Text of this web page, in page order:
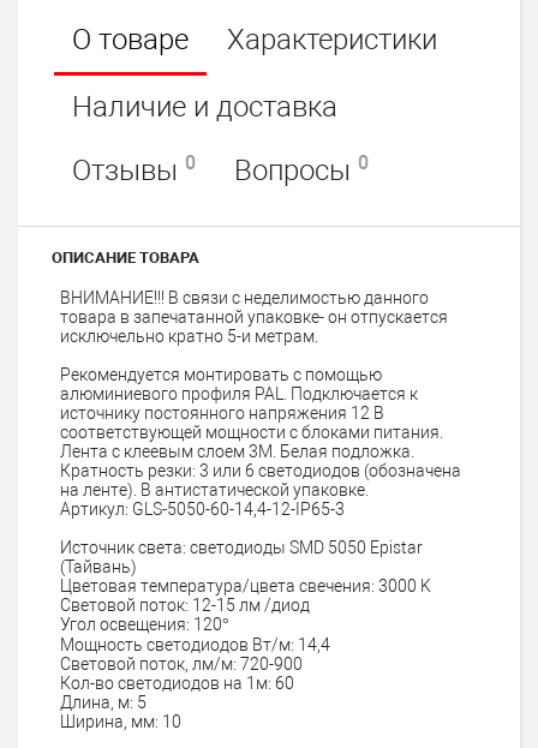
О товаре
Характеристики
Наличие и доставка
Отзывы 0 Вопросы 0
ОПИСАНИЕ ТОВАРА
ВНИМАНИЕ!!! В связи с неделимостью данного
товара в запечатанной упаковке- он отпускается
исключельно кратно 5-и метрам.
Рекомендуется монтировать с помощью
алюминиевого профиля PAL. Подключается к
источнику постоянного напряжения 12 В
соответствующей мощности с блоками питания.
Лента с клеевым слоем 3М. Белая подложка.
Кратность резки: 3 или 6 светодиодов (обозначена
на ленте). В антистатической упаковке.
Артикул: GLS-5050-60-14,4-12-IP65-3
Источник света: светодиоды SMD 5050 Epistar
(Тайвань)
Цветовая температура/цвета свечения: 3000 K
Световой поток: 12-15 лм /диод
Угол освещения: 120°
Мощность светодиодов Вт/м: 14,4
Световой поток, лм/м: 720-900
Кол-во светодиодов на 1м: 60
Длина, м: 5
Ширина, мм: 10